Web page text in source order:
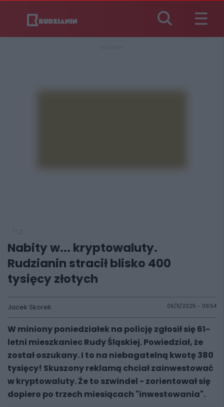
Nabity w... kryptowaluty.
Rudzianin stracił blisko 400
tysięcy złotych
Jacek Skorek 06/11/2025 - 09:54
W miniony poniedziałek na policję zgłosił się 61-
letni mieszkaniec Rudy Śląskiej. Powiedział, że
został oszukany. I to na niebagatelną kwotę 380
tysięcy! Skuszony reklamą chciał zainwestować
w kryptowaluty. Że to szwindel - zorientował się
dopiero po trzech miesiącach "inwestowania".